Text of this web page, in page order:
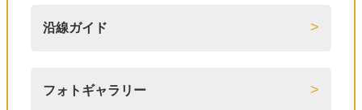
沿線ガイド
フォトギャラリー